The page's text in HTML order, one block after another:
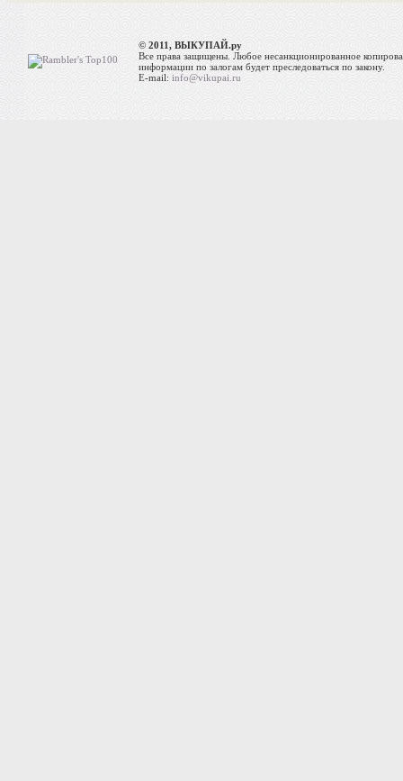
© 2011, ВЫКУПАЙ.ру
Все права защищены. Любое несанкционированное
информации по залогам будет преследоваться по закону.
E-mail:info@vikupai.ru